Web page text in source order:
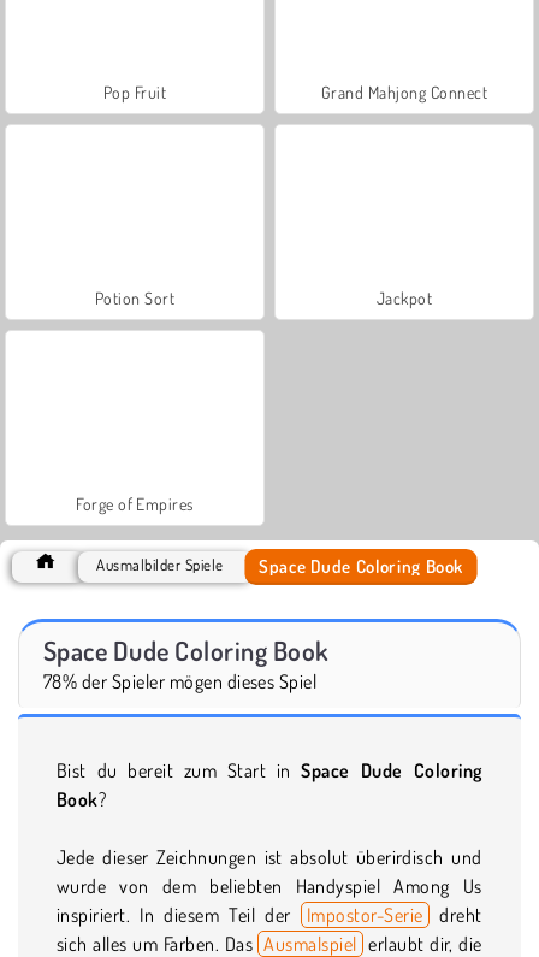
Pop Fruit Grand Mahjong Connect
Potion Sort Jackpot
Forge of Empires
Ausmalbilder Spiele Space Dude Coloring Book
Space Dude Coloring Book
78% der Spieler mögen dieses Spiel
Bist du bereit zum Start inSpace Dude Coloring
Book?
Jede dieser Zeichnungen ist absolut überirdisch und
wurde von dem beliebten Handyspiel Among Us
inspiriert. In diesem Teil der
Impostor-Serie dreht
sich alles um Farben. Das Ausmalspiel erlaubt dir, die